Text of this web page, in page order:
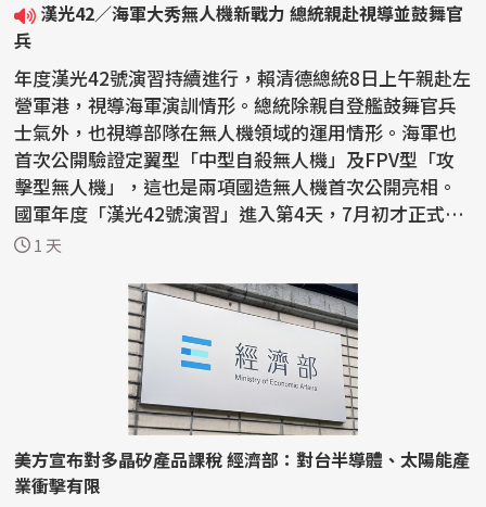
兵
年度漢光42號演習持續進行，賴清德總統8日上午親赴左
營軍港，視導海軍演訓情形。總統除親自登艦鼓舞官兵
士氣外，也視導部隊在無人機領域的運用情形。海軍也
首次公開驗證定翼型「中型自殺無人機」及FPV型「攻
擊型無人機」，這也是兩項國造無人機首次公開亮相。
國軍年度「漢光42號演習」進入第4天，7月初才正式成
立的...
1 天
美方宣布對多晶矽產品課稅 經濟部：對台半導體、太陽能產
業衝擊有限